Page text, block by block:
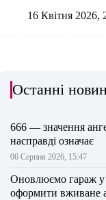
16 Квітня 2026,
Останні
666 — значення
насправді означає
06 Серпня 2026, 15:47
Оновлюємо гараж у
оформити вживане